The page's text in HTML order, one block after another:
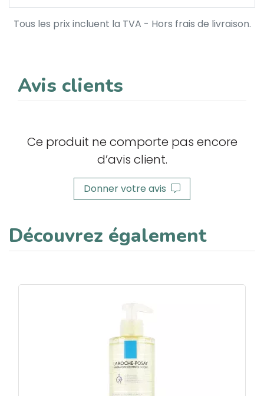
Tous les prix incluent la TVA - Hors frais de livraison.
Avis clients
Ce produit ne comporte pas encore
d’avis client.
Donner votre avis
Découvrez également